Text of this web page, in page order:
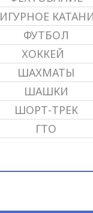
ФУТБОЛ
ХОККЕЙ
ШАХМАТЫ
ШАШКИ
ШОРТ-ТРЕК
ГТО